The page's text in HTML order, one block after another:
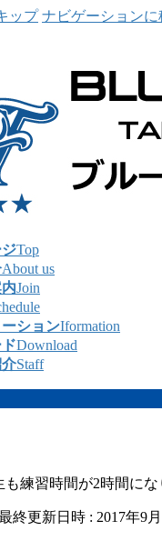
ップ ナビゲーションに
ジTop
About us
Join
ションIformation
Download
Staff
練習時間が2時間にな
終更新日時 : 2017年9